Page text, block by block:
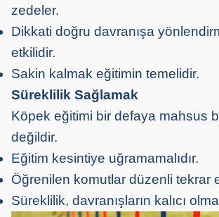
zedeler.
Dikkati doğru davranışa
etkilidir.
Sakin kalmak eğitimin temelidir.
Süreklilik Sağlamak
Köpek eğitimi bir defaya mahsus
değildir.
Eğitim kesintiye uğramamalıdır.
Öğrenilen komutlar düzenli tekrar
Süreklilik, davranışların kalıcı